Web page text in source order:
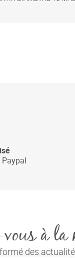
Paypal
à la
des